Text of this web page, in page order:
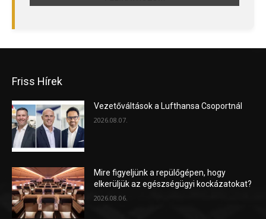
Friss Hírek
Vezetőváltások a Lufthansa Csoportnál
2026.08.07.
Mire figyeljünk a repülőgépen, hogy
elkerüljük az egészségügyi kockázatokat?
2026.08.06.